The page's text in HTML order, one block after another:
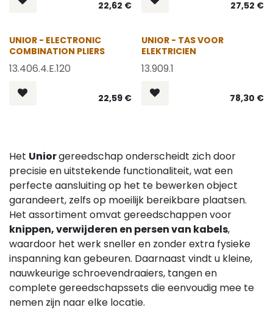
22,62 € 27,52 €
OP = OP
UNIOR - ELECTRONIC
COMBINATION PLIERS
13.406.4.E.120
22,59€
UNIOR - TAS VOOR
ELEKTRICIEN
13.909.1
78,30 €
Het Uniorgereedschap onderscheidt zich door
precisie en uitstekende functionaliteit, wat een
perfecte aansluiting op het te bewerken object
garandeert, zelfs op moeilijk bereikbare plaatsen.
Het assortiment omvat gereedschappen voor
knippen, verwijderen en persen van kabels,
waardoor het werk sneller en zonder extra fysieke
inspanning kan gebeuren. Daarnaast vindt u kleine,
nauwkeurige schroevendraaiers, tangen en
complete gereedschapssets die eenvoudig mee te
nemen zijn naar elke locatie.